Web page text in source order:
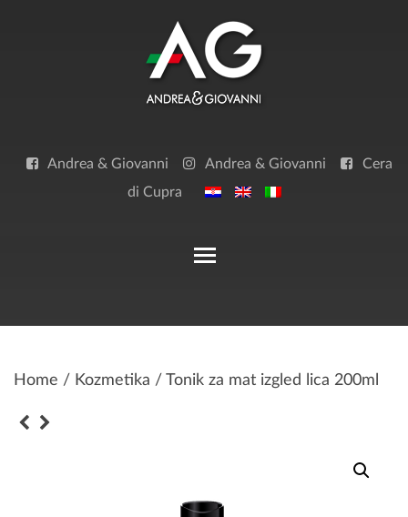
Andrea & Giovanni Andrea & Giovanni Cera
di Cupra
Home / Kozmetika / Tonik za mat izgled lica 200ml